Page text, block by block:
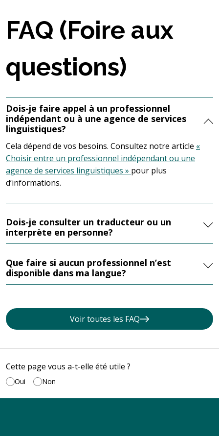
FAQ (Foire aux
questions)
Dois-je faire appel à un professionnel
indépendant ou à une agence de services
linguistiques?
Cela dépend de vos besoins. Consultez notre article «
Choisir entre un professionnel indépendant ou une
agence de services linguistiques » pour plus
d’informations.
Dois-je consulter un traducteur ou un
interprète en personne?
Que faire si aucun professionnel n’est
disponible dans ma langue?
Voir toutes les FAQ
Cette page vous a-t-elle été utile ?
Oui Non